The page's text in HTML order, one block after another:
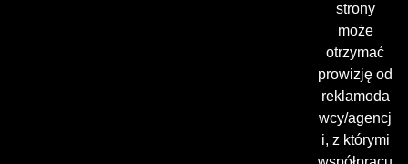
strony
może
otrzymać
prowizję od
reklamoda
wcy/agencj
i, z którymi